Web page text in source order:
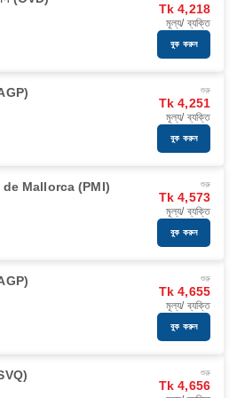
Tk 4,218
মূল্য/ ব্যক্তি
বুক করুন
শুরু
Tk 4,251
মূল্য/ ব্যক্তি
বুক করুন
de Mallorca (PMI) শুরু
Tk 4,573
মূল্য/ ব্যক্তি
বুক করুন
শুরু
Tk 4,655
মূল্য/ ব্যক্তি
বুক করুন
শুরু
Tk 4,656